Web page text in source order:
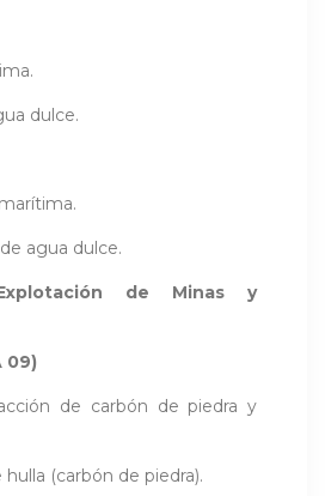
dulce.
agua dulce.
de Minas y
09)
de carbón de piedra y
hulla (carbón de piedra).